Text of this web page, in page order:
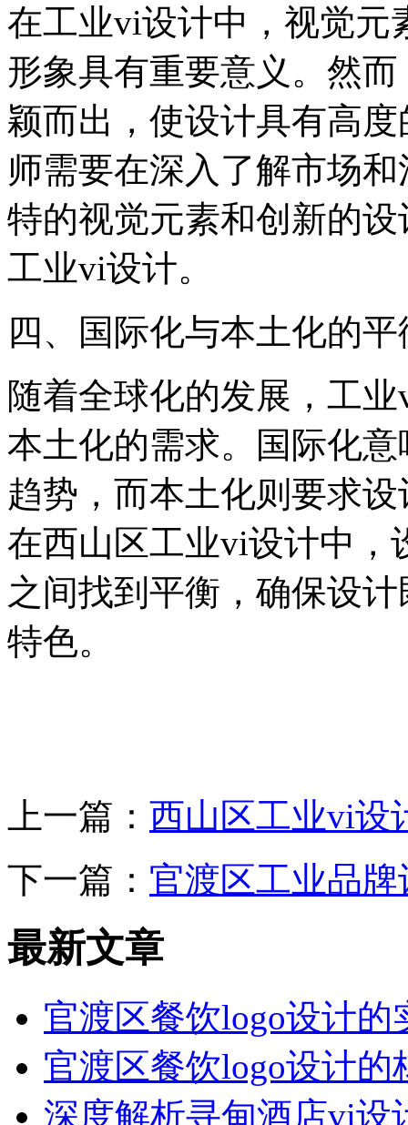
在工业vi设计中，视觉元
形象具有重要意义。然
颖而出，使设计具有高
师需要在深入了解市场
特的视觉元素和创新的
工业vi设计。
四、国际化与本土化的平
随着全球化的发展，工
本土化的需求。国际化
趋势，而本土化则要求
在西山区工业vi设计中，
之间找到平衡，确保设
特色。
上一篇： 西山区工业vi设
下一篇： 官渡区工业品
最新文章
官渡区餐饮logo设计的
官渡区餐饮logo设计的
深度解析寻甸酒店vi设